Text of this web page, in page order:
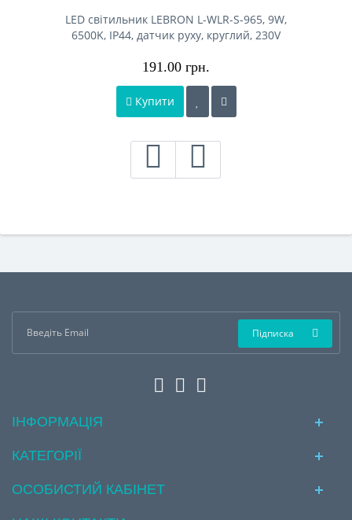
LED світильник LEBRON L-WLR-S-965, 9W,
6500K, ІР44, датчик руху, круглий, 230V
191.00 грн.
Купити
Підписка
ІНФОРМАЦІЯ
КАТЕГОРІЇ
ОСОБИСТИЙ КАБІНЕТ